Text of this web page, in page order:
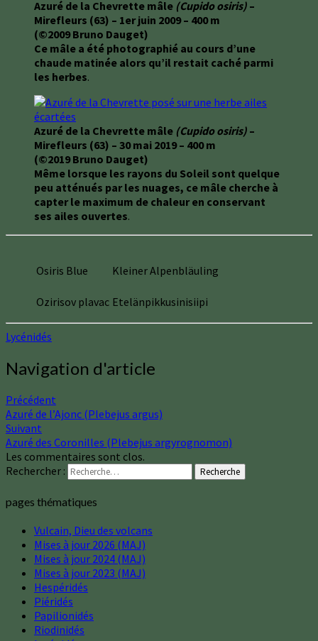
Azuré de la Chevrette mâle (Cupido osiris) –
Mirefleurs (63) – 1er juin 2009 – 400 m
(©2009 Bruno Dauget)
Ce mâle a été photographié au cours d’une
chaude matinée alors qu’il restait caché parmi
les herbes.
Azuré de la Chevrette mâle (Cupido osiris) –
Mirefleurs (63) – 30 mai 2019 – 400 m
(©2019 Bruno Dauget)
Même lorsque les rayons du Soleil sont quelque
peu atténués par les nuages, ce mâle cherche à
capter le maximum de chaleur en conservant
ses ailes ouvertes.
Osiris Blue Kleiner Alpenbläuling
Ozirisov plavac Etelänpikkusinisiipi
Lycénidés
Navigation d'article
Précédent
Azuré de l’Ajonc (Plebejus argus)
Suivant
Azuré des Coronilles (Plebejus argyrognomon)
Les commentaires sont clos.
Rechercher :
Recherche
pages thématiques
Vulcain, Dieu des volcans
Mises à jour 2026 (MAJ)
Mises à jour 2024 (MAJ)
Mises à jour 2023 (MAJ)
Hespéridés
Piéridés
Papilionidés
Riodinidés